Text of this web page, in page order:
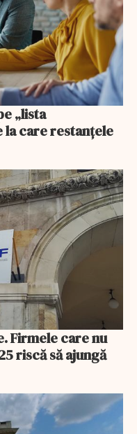
„lista
care restanțele
Firmele care nu
riscă să ajungă